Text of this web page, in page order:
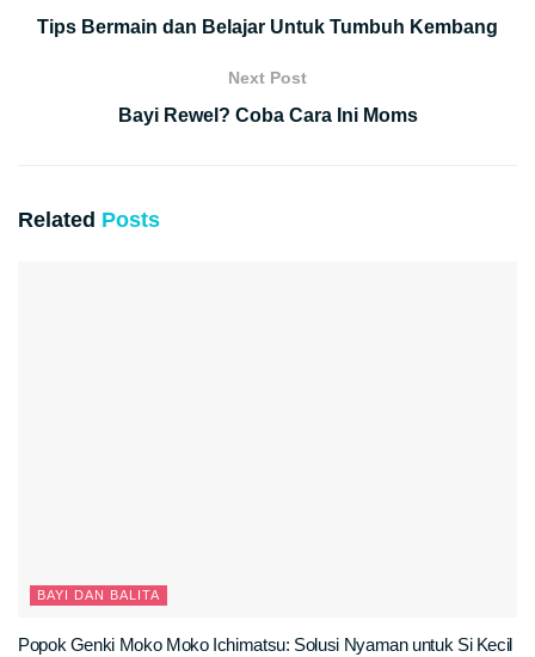
Tips Bermain dan Belajar Untuk Tumbuh Kembang
Next Post
Bayi Rewel? Coba Cara Ini Moms
Related Posts
BAYI DAN BALITA
Popok Genki Moko Moko Ichimatsu: Solusi Nyaman untuk Si Kecil